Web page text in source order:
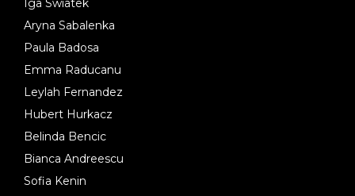
Aryna Sabalenka
Paula Badosa
Emma Raducanu
Leylah Fernandez
Hubert Hurkacz
Belinda Bencic
Bianca Andreescu
Sofia Kenin